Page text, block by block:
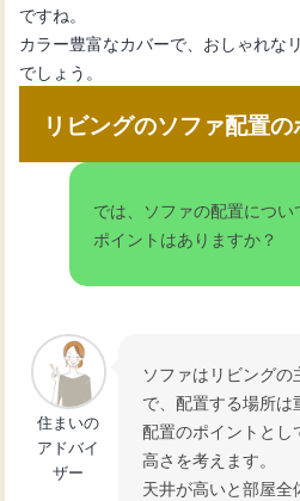
ですね。
カラー豊富なカバーで、おしゃれな
でしょう。
リビングのソファ配置の
では、ソファの配置につ
ポイントはありますか？
住まいの
アドバイ
ザー
ソファはリビング
で、配置する場所は
配置のポイントとし
高さを考えます。
天井が高いと部屋全